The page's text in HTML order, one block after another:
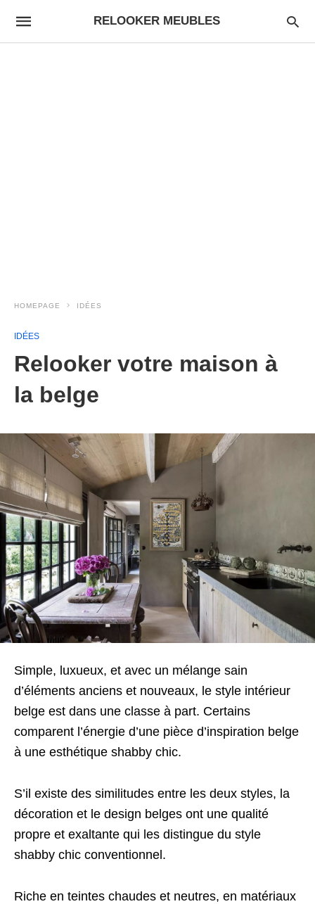
RELOOKER MEUBLES
HOMEPAGE IDÉES
IDÉES
Relooker votre maison à
la belge
Simple, luxueux, et avec un mélange sain
d’éléments anciens et nouveaux, le style intérieur
belge est dans une classe à part. Certains
comparent l’énergie d’une pièce d’inspiration belge
à une esthétique shabby chic.
S’il existe des similitudes entre les deux styles, la
décoration et le design belges ont une qualité
propre et exaltante qui les distingue du style
shabby chic conventionnel.
Riche en teintes chaudes et neutres, en matériaux